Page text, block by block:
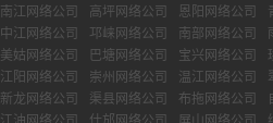
南江网络公司 高坪网络公司 恩阳网络公司
中江网络公司 邛崃网络公司 南部网络公司
美姑网络公司 巴塘网络公司 宝兴网络公司
江阳网络公司 崇州网络公司 温江网络公司
新龙网络公司 渠县网络公司 布拖网络公司